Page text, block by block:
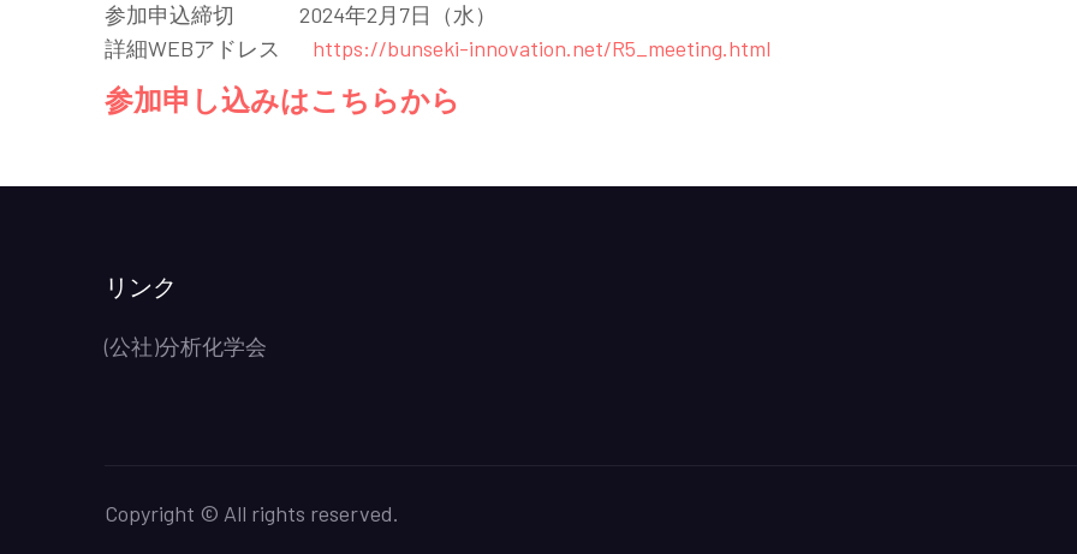
参加申込締切 2024年2月7日（水）
詳細WEBアドレス https://bunseki-innovation.net/R5_meeting.html
参加申し込みはこちらから
リンク
(公社)分析化学会
Copyright © All rights reserved.